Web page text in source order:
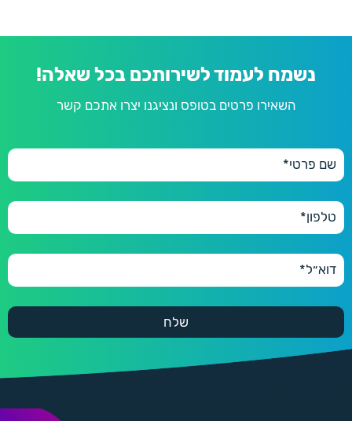
נשמח לעמוד לשירותכם בכל שאלה!
השאירו פרטים בטופס ונציגנו יצרו אתכם קשר